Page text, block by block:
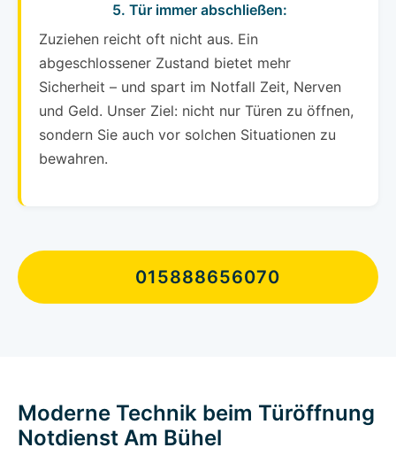
5. Tür immer abschließen:
Zuziehen reicht oft nicht aus. Ein
abgeschlossener Zustand bietet mehr
Sicherheit – und spart im Notfall Zeit, Nerven
und Geld. Unser Ziel: nicht nur Türen zu öffnen,
sondern Sie auch vor solchen Situationen zu
bewahren.
015888656070
Moderne Technik beim Türöffnung
Notdienst Am Bühel